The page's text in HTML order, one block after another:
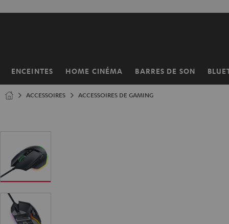
ENCEINTES HOME CINÉMA BARRES DE SON
Page
ACCESSOIRES ACCESSOIRES DE GAMING